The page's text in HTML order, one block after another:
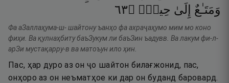
وَمَتَـٰعٌ
إِلَىٰ حِينٍۢ ۝٣٦
Фа аЗаллаҳума-ш- шайтону ъанҳо фа ахраҷаҳумо мим мо коно
фиҳи. Ва қулнаҳбиту баъЗукум ли баъЗин ъадувв. Ва лакум фи-л-
арЗи мустақарру-в ва матоъун ило ҳин.
Пас, ҳар дуро аз он ҷо шайтон билағжонид, пас,
онҳоро аз он неъматҳое ки дар он буданд баровард.